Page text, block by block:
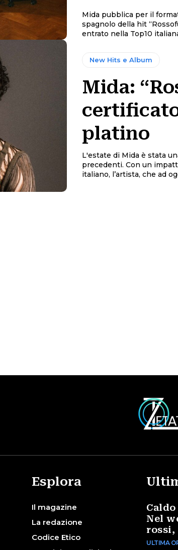
Mida pubblica per il
spagnolo della hit
entrato nella Top10
New Hits e Album
Mida:
platino
L'estate di Mida è stata
precedenti. Con un
italiano, l’artista, che ad
Esplora
Il magazine
La redazione
Codice Etico
Nel
rossi,
ULTIMA